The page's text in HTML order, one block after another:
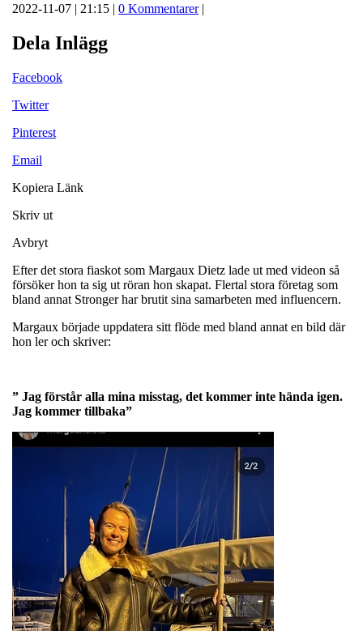
2022-11-07 | 21:15 | 0 Kommentarer|
Dela Inlägg
Facebook
Twitter
Pinterest
Email
Kopiera Länk
Skriv ut
Avbryt
Efter det stora fiaskot som Margaux Dietz lade ut med videon så
försöker hon ta sig ut röran hon skapat. Flertal stora företag som
bland annat Stronger har brutit sina samarbeten med influencern.
Margaux började uppdatera sitt flöde med bland annat en bild där
hon ler och skriver:
” Jag förstår alla mina misstag, det kommer inte hända igen.
Jag kommer tillbaka”